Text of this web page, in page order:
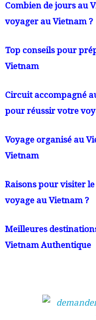
Combien de jours au
voyager au Vietnam ?
Top conseils pour
Vietnam
Circuit accompagné
pour réussir votre
Voyage organisé au
Vietnam
Raisons pour visiter
voyage au Vietnam ?
Meilleures
Vietnam Authentique